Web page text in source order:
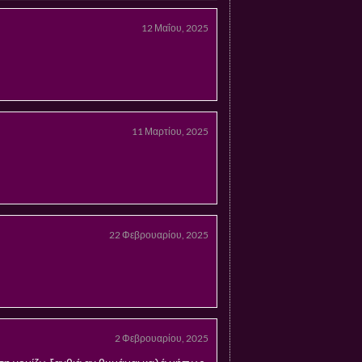
12 Μαΐου, 2025
11 Μαρτίου, 2025
22 Φεβρουαρίου, 2025
2 Φεβρουαρίου, 2025